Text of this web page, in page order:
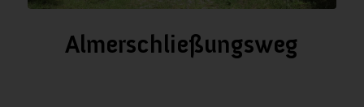
Almerschließungsweg